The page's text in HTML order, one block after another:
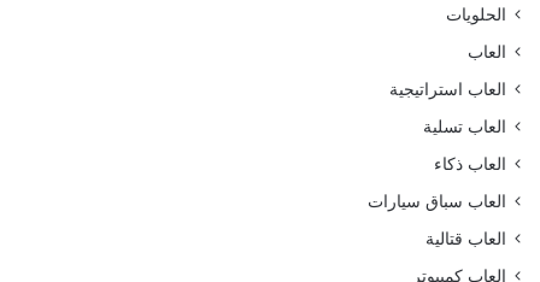
الحلويات
العاب
العاب استراتيجية
العاب تسلية
العاب ذكاء
العاب سباق سيارات
العاب قتالية
العاب كمبيوتر